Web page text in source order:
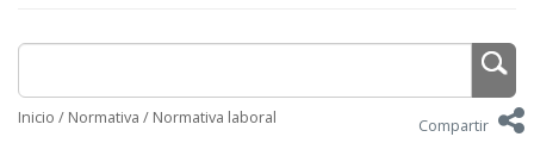
Inicio / Normativa / Normativa laboral Compartir